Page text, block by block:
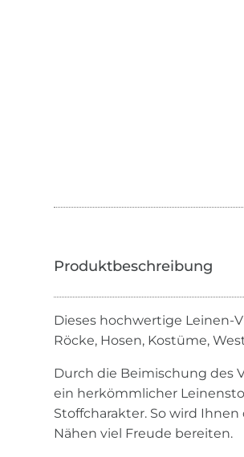
Dieses hochwertige Leinen-
Röcke, Hosen, Kostüme,
Durch die Beimischung des
ein herkömmlicher
Stoffcharakter. So wird
Nähen viel Freude bereiten.